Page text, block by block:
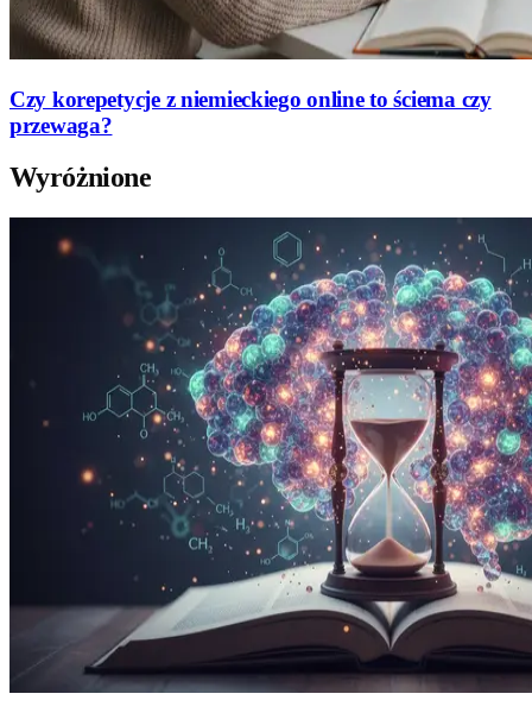
Czy korepetycje z niemieckiego online to ściema czy
przewaga?
Wyróżnione